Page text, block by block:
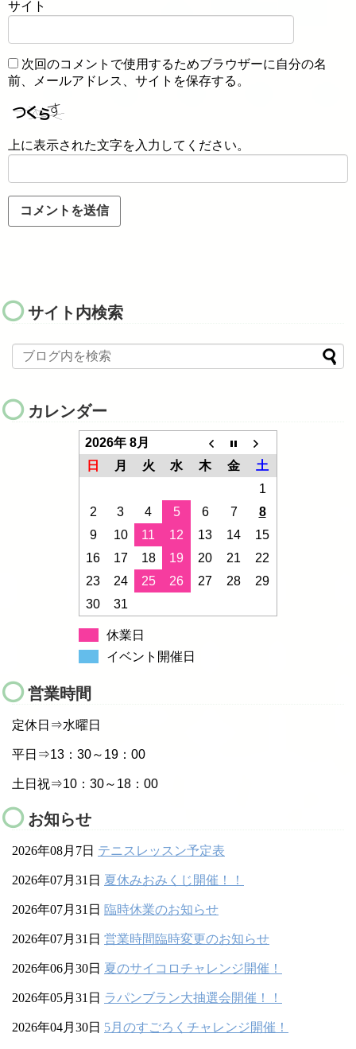
サイト
次回のコメントで使用するためブラウザーに自分の名
前、メールアドレス、サイトを保存する。
上に表示された文字を入力してください。
サイト内検索
カレンダー
2026年 8月
日
月 火 水 木 金
土
1
2
3 4 5 6 7
8
9
10 11 12 13 14
15
16
17 18 19 20 21
22
23
24 25 26 27 28
29
30
31
休業日
イベント開催日
営業時間
定休日⇒水曜日
平日⇒13：30～19：00
土日祝⇒10：30～18：00
お知らせ
2026年08月7日 テニスレッスン予定表
2026年07月31日 夏休みおみくじ開催！！
2026年07月31日 臨時休業のお知らせ
2026年07月31日 営業時間臨時変更のお知らせ
2026年06月30日 夏のサイコロチャレンジ開催！
2026年05月31日 ラパンブラン大抽選会開催！！
2026年04月30日 5月のすごろくチャレンジ開催！